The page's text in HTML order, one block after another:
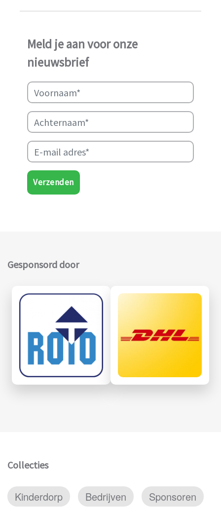
ook in het afgelopen jaar
ondersteunen.
Meld je aan voor onze
nieuwsbrief
Verzenden
Gesponsord door
Collecties
Kinderdorp Bedrijven Sponsoren